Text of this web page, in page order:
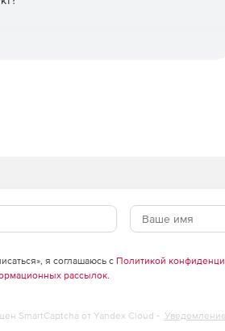
я соглашаюсь с Политикой
рассылок.
SmartCaptcha от Yandex Cloud -